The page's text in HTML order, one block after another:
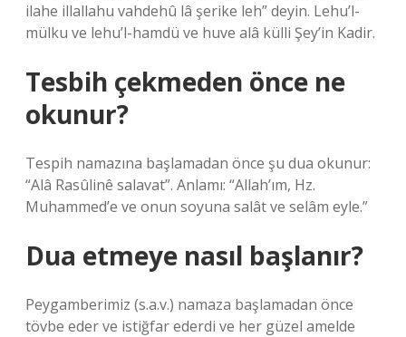
ilahe illallahu vahdehû lâ şerike leh” deyin. Lehu’l-
mülku ve lehu’l-hamdü ve huve alâ külli Şey’in Kadir.
Tesbih çekmeden önce ne
okunur?
Tespih namazına başlamadan önce şu dua okunur:
“Alâ Rasûlinê salavat”. Anlamı: “Allah’ım, Hz.
Muhammed’e ve onun soyuna salât ve selâm eyle.”
Dua etmeye nasıl başlanır?
Peygamberimiz (s.a.v.) namaza başlamadan önce
tövbe eder ve istiğfar ederdi ve her güzel amelde